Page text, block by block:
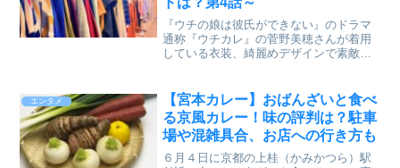
『ウチの娘は彼氏ができない』のドラマ
通称『ウチカレ』の菅野美穂さんが着用
している衣装、綺麗めデザインで素敵で
ー『水無瀬碧』役。思ったことがすぐに
口からポロッとこぼれてし...
エンタメ
【宮本カレー】おばんざいと食べ
る京風カレー！味の評判は？駐車
場や混雑具合、お店への行き方も
６月４日に京都の上桂（かみかつら）駅